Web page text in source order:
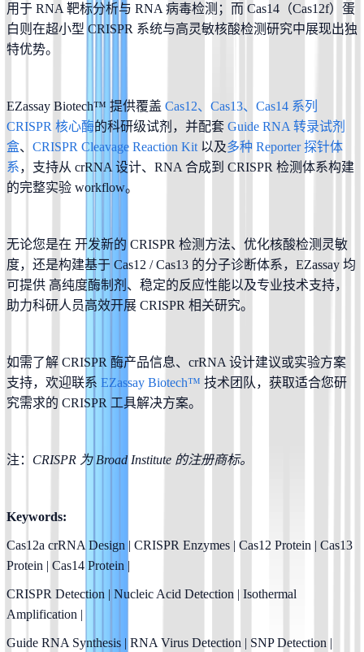
用于 RNA 靶标分析与 RNA 病毒检测；而 Cas14（Cas12f）蛋
白则在超小型 CRISPR 系统与高灵敏核酸检测研究中展现出独
特优势。
EZassay Biotech™ 提供覆盖 Cas12、Cas13、Cas14 系列
CRISPR 核心酶的科研级试剂，并配套 Guide RNA 转录试剂
盒、 CRISPR Cleavage Reaction Kit 以及多种 Reporter 探针体
系，支持从 crRNA 设计、RNA 合成到 CRISPR 检测体系构建
的完整实验 workflow。
无论您是在 开发新的 CRISPR 检测方法、优化核酸检测灵敏
度，还是构建基于 Cas12 / Cas13 的分子诊断体系，EZassay 均
可提供 高纯度酶制剂、稳定的反应性能以及专业技术支持，
助力科研人员高效开展 CRISPR 相关研究。
如需了解 CRISPR 酶产品信息、crRNA 设计建议或实验方案
支持，欢迎联系 EZassay Biotech™ 技术团队，获取适合您研
究需求的 CRISPR 工具解决方案。
注： CRISPR 为 Broad Institute 的注册商标。
Keywords:
Cas12a crRNA Design | CRISPR Enzymes | Cas12 Protein | Cas13
Protein | Cas14 Protein |
CRISPR Detection | Nucleic Acid Detection | Isothermal
Amplification |
Guide RNA Synthesis | RNA Virus Detection | SNP Detection |